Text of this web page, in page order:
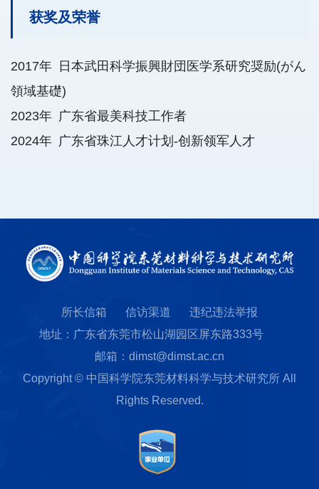
获奖及荣誉
2017年 日本武田科学振興財団医学系研究奨励(がん
領域基礎)
2023年 广东省最美科技工作者
2024年 广东省珠江人才计划-创新领军人才
所长信箱 信访渠道
违纪违法举报
地址：广东省东莞市松山湖园区屏东路333号
邮箱：dimst@dimst.ac.cn
Copyright © 中国科学院东莞材料科学与技术研究所 All
Rights Reserved.